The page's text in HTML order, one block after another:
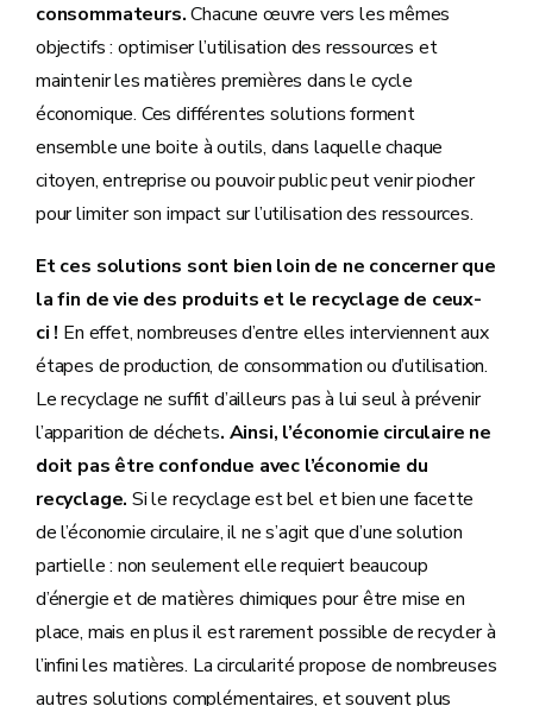
consommateurs.Chacune œuvre vers les mêmes
objectifs : optimiser l’utilisation des ressources et
maintenir les matières premières dans le cycle
économique. Ces différentes solutions forment
ensemble une boite à outils, dans laquelle chaque
citoyen, entreprise ou pouvoir public peut venir piocher
pour limiter son impact sur l’utilisation des ressources.
Et ces solutions sont bien loin de ne concerner que
la fin de vie des produits et le recyclage de ceux-
ci ! En effet, nombreuses d’entre elles interviennent aux
étapes de production, de consommation ou d’utilisation.
Le recyclage ne suffit d’ailleurs pas à lui seul à prévenir
l’apparition de déchets. Ainsi, l’économie circulaire ne
doit pas être confondue avec l’économie du
recyclage.Si le recyclage est bel et bien une facette
de l’économie circulaire, il ne s’agit que d’une solution
partielle : non seulement elle requiert beaucoup
d’énergie et de matières chimiques pour être mise en
place, mais en plus il est rarement possible de recycler à
l’infini les matières. La circularité propose de nombreuses
autres solutions complémentaires, et souvent plus